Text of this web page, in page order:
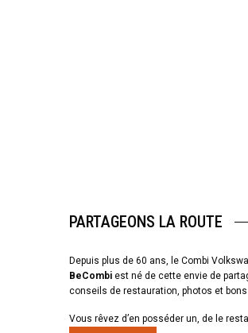
PARTAGEONS LA ROUTE
Depuis plus de 60 ans, le Combi
BeCombi est né de cette envie de
conseils de restauration, photos et bons
Vous rêvez d’en posséder un, de le